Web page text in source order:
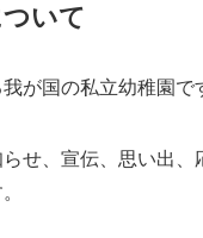
いて
が国の私立幼稚園で
せ、宣伝、思い出、